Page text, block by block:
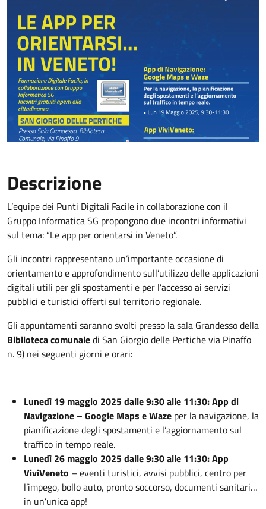
Descrizione
L’equipe dei Punti Digitali Facile in collaborazione con il
Gruppo Informatica SG propongono due incontri informativi
sul tema: “Le app per orientarsi in Veneto”.
Gli incontri rappresentano un’importante occasione di
orientamento e approfondimento sull’utilizzo delle applicazioni
digitali utili per gli spostamenti e per l’accesso ai servizi
pubblici e turistici offerti sul territorio regionale.
Gli appuntamenti saranno svolti presso la sala Grandesso della
Biblioteca comunaledi San Giorgio delle Pertiche via Pinaffo
n. 9) nei seguenti giorni e orari:
Lunedì 19 maggio 2025 dalle 9:30 alle 11:30: App di
Navigazione – Google Maps e Waze per la navigazione, la
pianificazione degli spostamenti e l’aggiornamento sul
traffico in tempo reale.
Lunedì 26 maggio 2025 dalle 9:30 alle 11:30: App
ViviVeneto – eventi turistici, avvisi pubblici, centro per
l’impego, bollo auto, pronto soccorso, documenti sanitari…
in un’unica app!